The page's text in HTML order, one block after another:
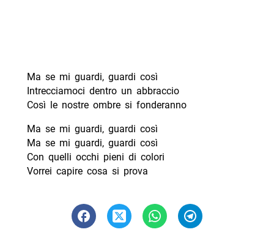
Ma se mi guardi, guardi così
Intrecciamoci dentro un abbraccio
Così le nostre ombre si fonderanno
Ma se mi guardi, guardi così
Ma se mi guardi, guardi così
Con quelli occhi pieni di colori
Vorrei capire cosa si prova